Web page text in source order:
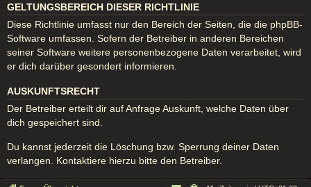
GELTUNGSBEREICH DIESER RICHTLINIE
Diese Richtlinie umfasst nur den Bereich der Seiten, die die phpBB-
Software umfassen. Sofern der Betreiber in anderen Bereichen
seiner Software weitere personenbezogene Daten verarbeitet, wird
er dich darüber gesondert informieren.
AUSKUNFTSRECHT
Der Betreiber erteilt dir auf Anfrage Auskunft, welche Daten über
dich gespeichert sind.
Du kannst jederzeit die Löschung bzw. Sperrung deiner Daten
verlangen. Kontaktiere hierzu bitte den Betreiber.